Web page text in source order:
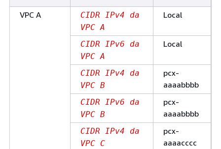
VPC A
CIDR IPv4 da
VPC A
Local
CIDR IPv6 da
VPC A
Local
CIDR IPv4 da
VPC B
pcx-
aaaabbbb
CIDR IPv6 da
VPC B
pcx-
aaaabbbb
CIDR IPv4 da
VPC C
pcx-
aaaacccc